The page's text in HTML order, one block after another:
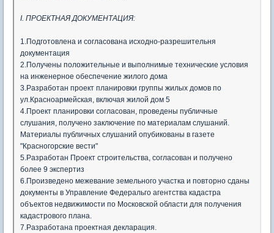
I. ПРОЕКТНАЯ ДОКУМЕНТАЦИЯ:
1.Подготовлена и согласована исходно-разрешительня
документация
2.Получены положительные и выполнимые технические условия
на инженерное обеспечение жилого дома
3.Разработан проект планировки группы жилых домов по
ул.Красноармейская, включая жилой дом 5
4.Проект планировки согласован, проведены публичные
слушания, получено заключение по материалам слушаний.
Материалы публичных слушаний опубикованы в газете
"Красногорские вести"
5.Разработан Проект строительства, согласован и получено
более 9 экспертиз
6.Произведено межевание земельного участка и повторно сданы
документы в Управление Федеральго агентства кадастра
объектов недвижимости по Московской области для получения
кадастрового плана.
7.Разработана проектная декларация.